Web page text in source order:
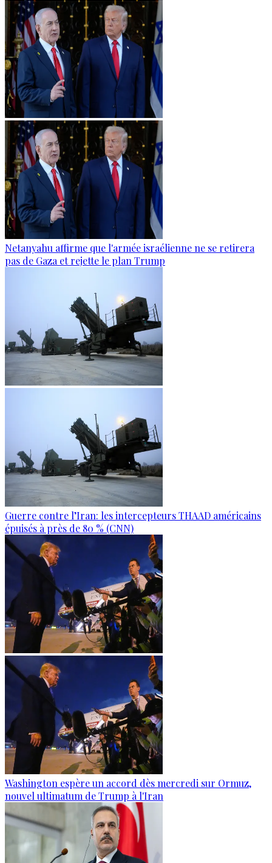
Netanyahu affirme que l'armée israélienne ne se retirera
pas de Gaza et rejette le plan Trump
Guerre contre l’Iran: les intercepteurs THAAD américains
épuisés à près de 80 % (CNN)
Washington espère un accord dès mercredi sur Ormuz,
nouvel ultimatum de Trump à l'Iran